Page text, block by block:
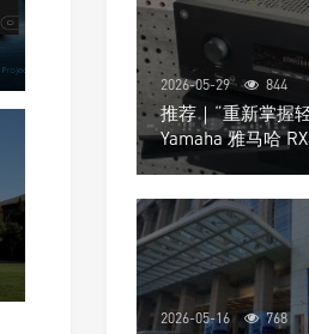
2026-05-29 844
推荐｜“重新掌握
Yamaha 雅马哈
大器
2026-05-16 768